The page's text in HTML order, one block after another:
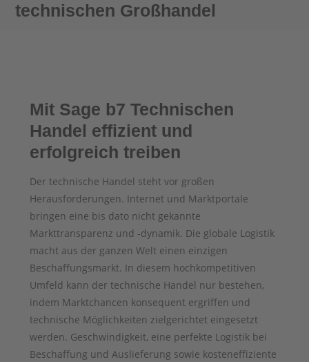
technischen Großhandel
Mit Sage b7 Technischen
Handel effizient und
erfolgreich treiben
Der technische Handel steht vor großen
Herausforderungen. Internet und Marktportale
bringen eine bis dato nicht gekannte
Markttransparenz und -dynamik. Die globale Logistik
macht aus der ganzen Welt einen einzigen
Beschaffungsmarkt. In diesem hochkompetitiven
Umfeld kann der technische Handel nur bestehen,
indem Marktchancen konsequent ergriffen und
technische Möglichkeiten zielgerichtet eingesetzt
werden. Geschwindigkeit, eine perfekte Logistik bei
Beschaffung und Auslieferung sowie kosteneffiziente